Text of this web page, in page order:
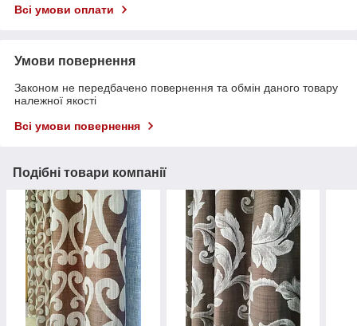
Всі умови оплати
Умови повернення
Законом не передбачено повернення та обмін даного товару
належної якості
Всі умови повернення
Подібні товари компанії